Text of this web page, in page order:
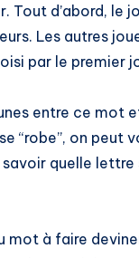
Tout d’abord, le
Les autres
par le premier
entre ce mot
“robe”, on peut
quelle lettre
mot à faire